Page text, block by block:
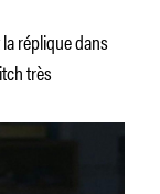
réplique dans
très